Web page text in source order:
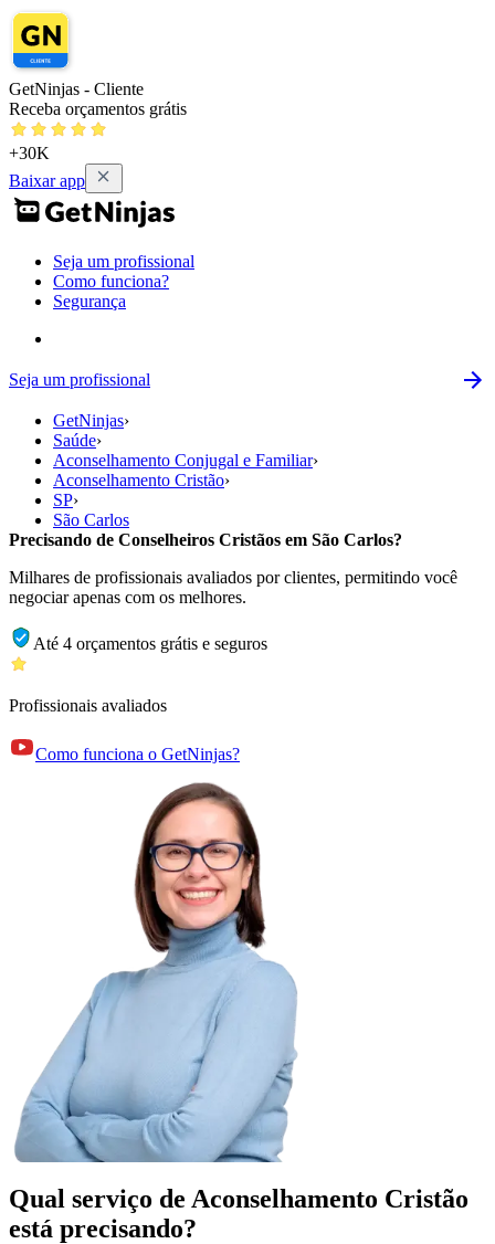
GetNinjas - Cliente
Receba orçamentos grátis
+30K
Baixar app
Seja um profissional
Como funciona?
Segurança
Seja um profissional
GetNinjas›
Saúde›
Aconselhamento Conjugal e Familiar›
Aconselhamento Cristão›
SP›
São Carlos
Precisando de Conselheiros Cristãos em São Carlos?
Milhares de profissionais avaliados por clientes, permitindo você
negociar apenas com os melhores.
Até 4 orçamentos grátis e seguros
Profissionais avaliados
Como funciona o GetNinjas?
Qual serviço de Aconselhamento Cristão
está precisando?